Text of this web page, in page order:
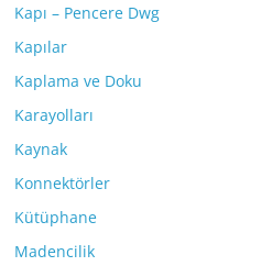
Kapı – Pencere Dwg
Kapılar
Kaplama ve Doku
Karayolları
Kaynak
Konnektörler
Kütüphane
Madencilik